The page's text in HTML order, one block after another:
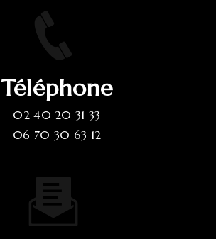
Téléphone
02 40 20 31 33
06 70 30 63 12